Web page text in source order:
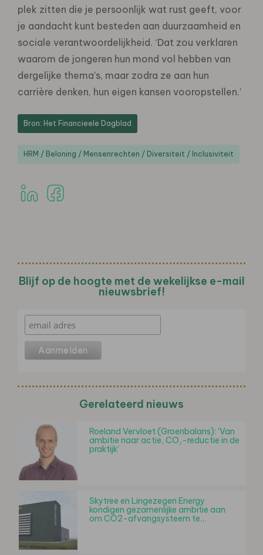
plek zitten die je persoonlijk wat rust geeft, voor
je aandacht kunt besteden aan duurzaamheid en
sociale verantwoordelijkheid. ‘Dat zou verklaren
waarom de jongeren hun mond vol hebben van
dergelijke thema’s, maar zodra ze aan hun
carrière denken, hun eigen kansen vooropstellen.’
Bron: Het Financieele Dagblad
HRM / Beloning / Mensenrechten / Diversiteit / Inclusiviteit
Blijf op de hoogte met de wekelijkse e-mail
nieuwsbrief!
Gerelateerd nieuws
Roeland Vervloet (Groenbalans): 'Van
ambitie naar actie, CO₂-reductie in de
praktijk'
Skytree en Lingezegen Energy
kondigen gezamenlijke ambitie aan
om CO2-afvangsysteem te…